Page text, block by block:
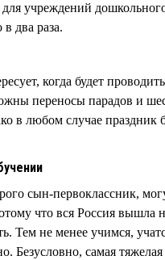
учреждений
два раза.
когда будет
переносы парадов и
в любом случае праздник
сын-первоклассник,
что вся Россия вышла
Тем не менее учимся,
Безусловно, самая